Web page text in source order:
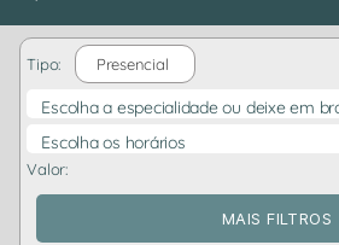
Tipo: Presencial
Escolha a especialidade ou deixe em
Escolha os horários
Valor:
MAIS FILTROS